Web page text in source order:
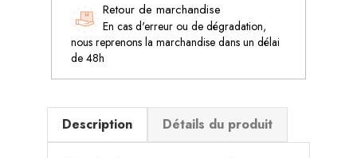
Retour de marchandise
En cas d'erreur ou de dégradation,
nous reprenons la marchandise dans un délai
de 48h
Description Détails du produit